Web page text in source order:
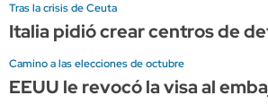
Tras la crisis de Ceuta
Italia pidió crear centros de
Camino a las elecciones de octubre
EEUU le revocó la visa al